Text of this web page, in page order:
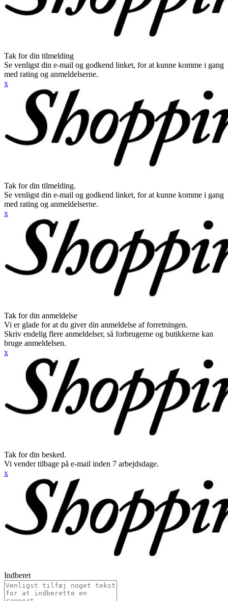
Tak for din tilmelding
Se venligst din e-mail og godkend linket, for at kunne komme i gang
med rating og anmeldelserne.
x
Tak for din tilmelding.
Se venligst din e-mail og godkend linket, for at kunne komme i gang
med rating og anmeldelserne.
x
Tak for din anmeldelse
Vi er glade for at du giver din anmeldelse af forretningen.
Skriv endelig flere anmeldelser, så forbrugerne og butikkerne kan
bruge anmeldelsen.
x
Tak for din besked.
Vi vender tilbage på e-mail inden 7 arbejdsdage.
x
Indberet